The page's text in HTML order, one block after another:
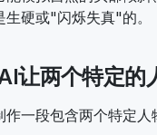
生硬或"闪烁失真"的。
让两个特定的
作一段包含两个特定